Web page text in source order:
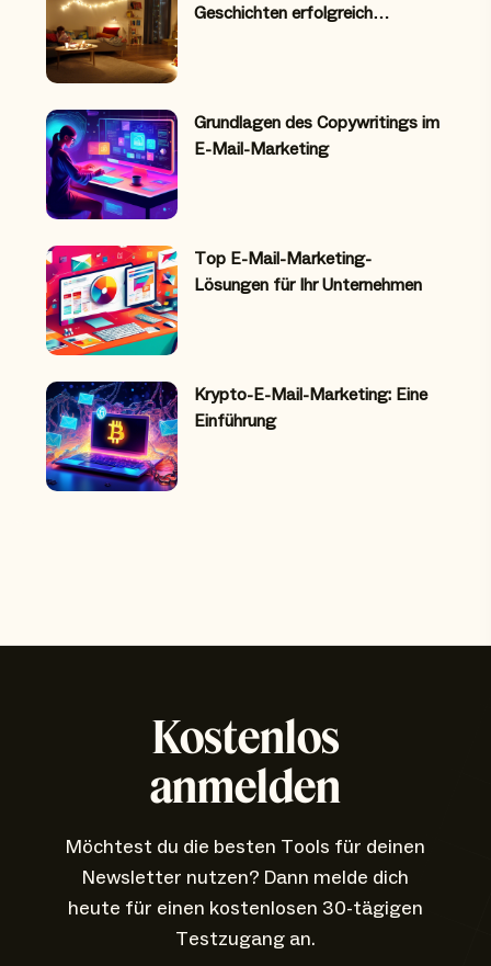
Geschichten erfolgreich…
Grundlagen des Copywritings im
E-Mail-Marketing
Top E-Mail-Marketing-
Lösungen für Ihr Unternehmen
Krypto-E-Mail-Marketing: Eine
Einführung
Kostenlos
anmelden
Möchtest du die besten Tools für deinen
Newsletter nutzen? Dann melde dich
heute für einen kostenlosen 30-tägigen
Testzugang an.